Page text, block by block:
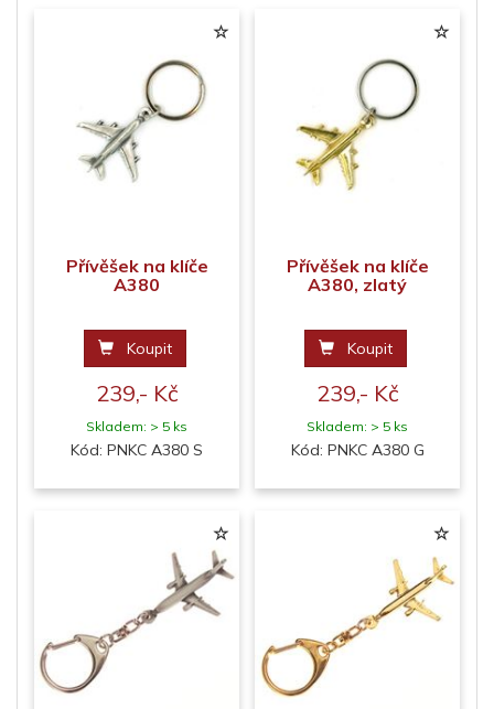
Přívěšek na klíče
A380
Koupit
239,- Kč
Skladem: > 5 ks
Kód: PNKC A380 S
Přívěšek na klíče
A380, zlatý
Koupit
239,- Kč
Skladem: > 5 ks
Kód: PNKC A380 G